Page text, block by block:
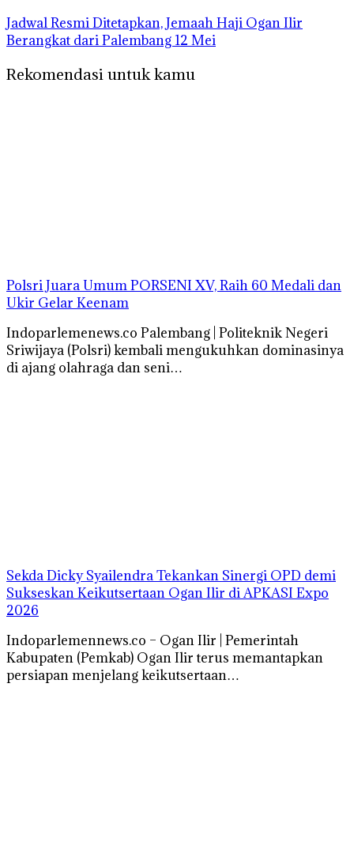
Jadwal Resmi Ditetapkan, Jemaah Haji Ogan Ilir
Berangkat dari Palembang 12 Mei
Rekomendasi untuk kamu
Polsri Juara Umum PORSENI XV, Raih 60 Medali dan
Ukir Gelar Keenam
Indoparlemenews.co Palembang | Politeknik Negeri
Sriwijaya (Polsri) kembali mengukuhkan dominasinya
di ajang olahraga dan seni…
Sekda Dicky Syailendra Tekankan Sinergi OPD demi
Sukseskan Keikutsertaan Ogan Ilir di APKASI Expo
2026
Indoparlemennews.co – Ogan Ilir | Pemerintah
Kabupaten (Pemkab) Ogan Ilir terus memantapkan
persiapan menjelang keikutsertaan…